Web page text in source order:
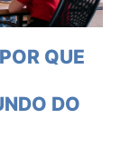
QUE
DO